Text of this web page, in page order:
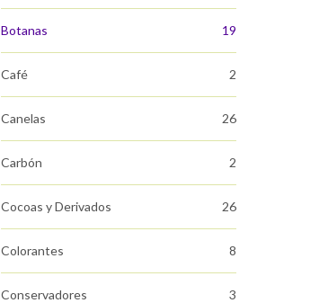
Botanas 19
Café 2
Canelas 26
Carbón 2
Cocoas y Derivados 26
Colorantes 8
Conservadores 3